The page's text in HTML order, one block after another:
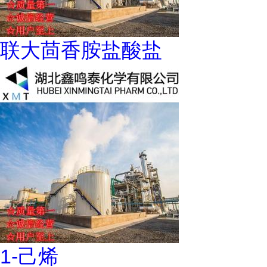
联大茴香胺盐酸盐
1-己烯